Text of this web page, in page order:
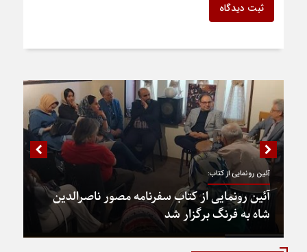
ثبت دیدگاه
آئین رونمایی از کتاب:
آئین رونمایی از کتاب سفرنامه مصور ناصرالدین
شاه به فرنگ برگزار شد